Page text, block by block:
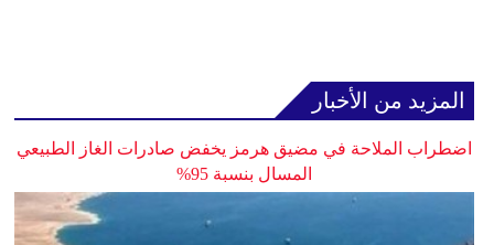
المزيد من الأخبار
اضطراب الملاحة في مضيق هرمز يخفض صادرات الغاز الطبيعي
المسال بنسبة 95%